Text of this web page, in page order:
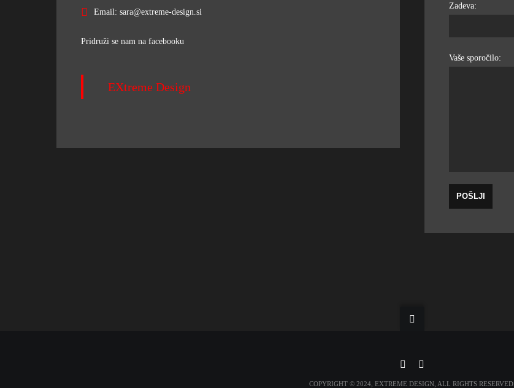
Email: sara@extreme-design.si
Pridruži se nam na facebooku
EXtreme Design
Zadeva:
Vaše sporočilo:
COPYRIGHT © 2024, EXTREME DESIGN, ALL RIGHTS RESERVED.